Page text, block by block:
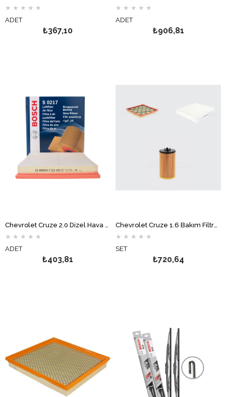
★ ★ ★ ★ ★
ADET
₺367,10
★ ★ ★ ★ ★
ADET
₺906,81
Chevrolet Cruze 2.0 Dizel Hava Filtresi BOSCH
★ ★ ★ ★ ★
ADET
₺403,81
Chevrolet Cruze 1.6 Bakım Filtre Seti MOTOCAR
★ ★ ★ ★ ★
SET
₺720,64